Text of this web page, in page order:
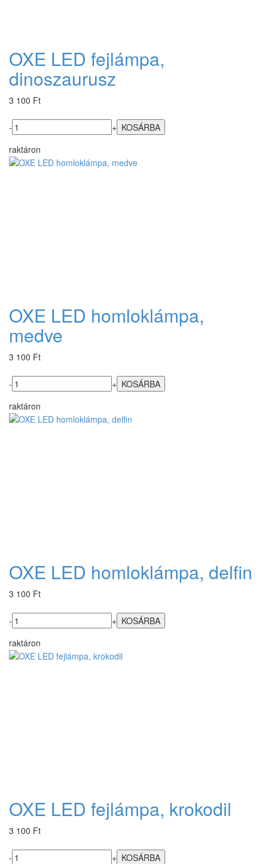
OXE LED fejlámpa,
dinoszaurusz
3 100 Ft
-
+
raktáron
OXE LED homloklámpa,
medve
3 100 Ft
-
+
raktáron
OXE LED homloklámpa, delfin
3 100 Ft
-
+
raktáron
OXE LED fejlámpa, krokodil
3 100 Ft
-
+